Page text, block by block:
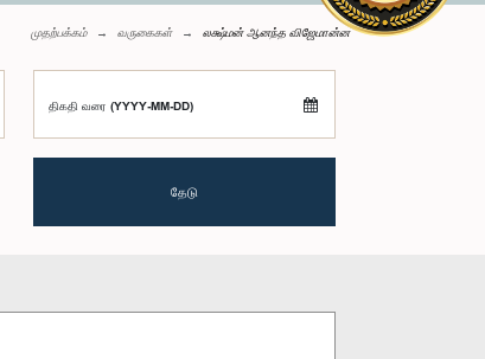
முதற்பக்கம் வருகைகள் லக்ஷ்மன் ஆனந்த விஜேமான்ன
திகதி வரை (YYYY-MM-DD)
தேடு